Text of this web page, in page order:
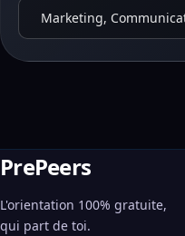
Marketing,
PrePeers
L'orientation 100% gratuite,
qui part de toi.